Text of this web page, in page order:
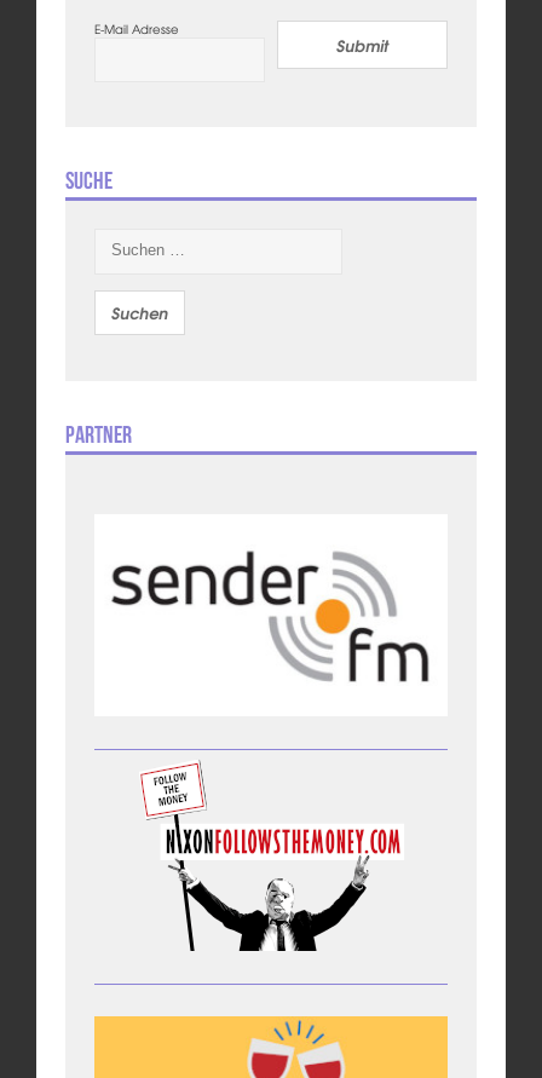
E-Mail Adresse
Submit
Suche
nach:
Partner